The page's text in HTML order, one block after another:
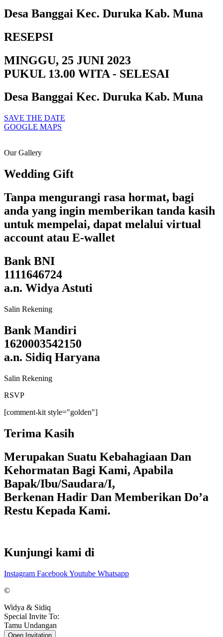
Desa Banggai Kec. Duruka Kab. Muna
RESEPSI
MINGGU, 25 JUNI 2023
PUKUL 13.00 WITA - SELESAI
Desa Banggai Kec. Duruka Kab. Muna
SAVE THE DATE
GOOGLE MAPS
Our Gallery
Wedding Gift
Tanpa mengurangi rasa hormat, bagi
anda yang ingin memberikan tanda kasih
untuk mempelai, dapat melalui virtual
account atau E-wallet
Bank BNI
1111646724
a.n. Widya Astuti
Salin Rekening
Bank Mandiri
1620003542150
a.n. Sidiq Haryana
Salin Rekening
RSVP
[comment-kit style="golden"]
Terima Kasih
Merupakan Suatu Kebahagiaan Dan
Kehormatan Bagi Kami, Apabila
Bapak/Ibu/Saudara/I,
Berkenan Hadir Dan Memberikan Do’a
Restu Kepada Kami.
Kunjungi kami di
Instagram FacebookYoutube Whatsapp
©
Widya & Sidiq
Special Invite To:
Tamu Undangan
Open Invitation